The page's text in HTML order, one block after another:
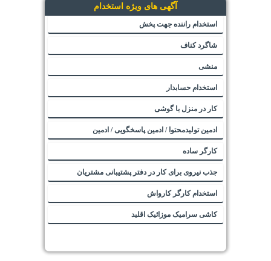
آگهی های ویژه استخدام
استخدام راننده جهت پخش
شاگرد کناف
منشی
استخدام حسابدار
کار در منزل با گوشی
ادمین تولیدمحتوا / ادمین پاسخگویی / ادمین
کارگر ساده
جذب نیروی برای کار در دفتر پشتیبانی مشتریان
استخدام کارگر کارواش
کاشی سرامیک موزائیک اقلید